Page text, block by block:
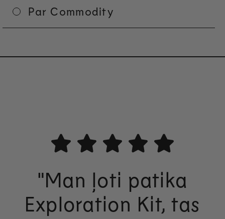
Par Commodity
"Man ļoti patika
Exploration Kit, tas